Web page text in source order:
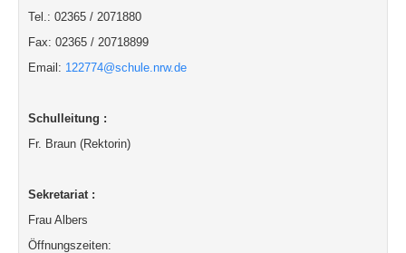
Tel.: 02365 / 2071880
Fax: 02365 / 20718899
Email: 122774@schule.nrw.de
Schulleitung :
Fr. Braun (Rektorin)
Sekretariat :
Frau Albers
Öffnungszeiten: